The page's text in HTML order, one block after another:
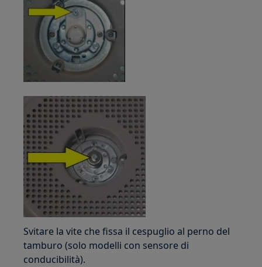
Svitare la vite che fissa il cespuglio al perno del
tamburo (solo modelli con sensore di
conducibilità).